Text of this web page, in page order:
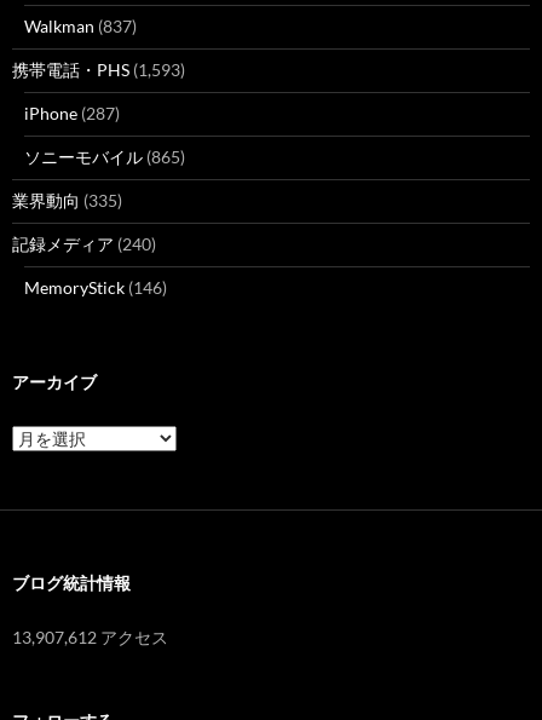
Walkman (837)
携帯電話・PHS (1,593)
iPhone (287)
ソニーモバイル (865)
業界動向 (335)
記録メディア (240)
MemoryStick (146)
アーカイブ
ア
ー
ブログ統計情報
13,907,612 アクセス